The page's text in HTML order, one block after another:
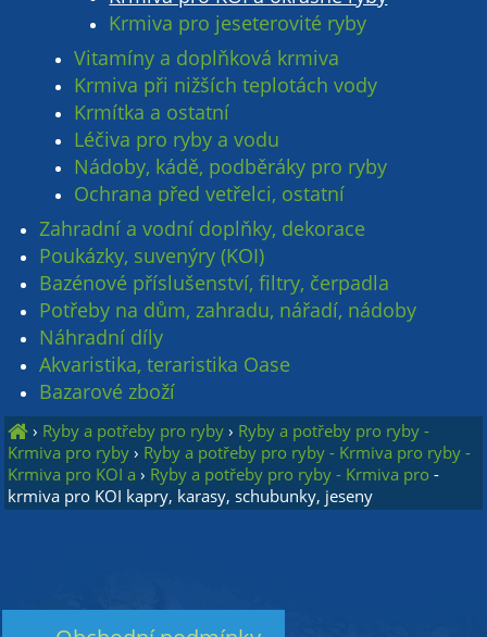
Krmiva pro jeseterovité ryby
Vitamíny a doplňková krmiva
Krmiva při nižších teplotách vody
Krmítka a ostatní
Léčiva pro ryby a vodu
Nádoby, kádě, podběráky pro ryby
Ochrana před vetřelci, ostatní
Zahradní a vodní doplňky, dekorace
Poukázky, suvenýry (KOI)
Bazénové příslušenství, filtry, čerpadla
Potřeby na dům, zahradu, nářadí, nádoby
Náhradní díly
Akvaristika, teraristika Oase
Bazarové zboží
› Ryby a potřeby pro ryby › Ryby a potřeby pro ryby -
Krmiva pro ryby › Ryby a potřeby pro ryby - Krmiva pro ryby -
Krmiva pro KOI a › Ryby a potřeby pro ryby - Krmiva pro -
krmiva pro KOI kapry, karasy, schubunky, jeseny